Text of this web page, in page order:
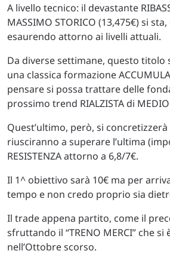
A livello tecnico: il devastante
MASSIMO STORICO (13,475€) si
esaurendo attorno ai livelli attuali.
Da diverse settimane, questo titolo
una classica formazione
pensare si possa trattare delle
prossimo trend RIALZISTA di
Quest’ultimo, però, si
riusciranno a superare l’ultima
RESISTENZA attorno a 6,8/7€.
Il 1^ obiettivo sarà 10€ ma per
tempo e non credo proprio sia
Il trade appena partito, come il
sfruttando il “TRENO MERCI” che
nell’Ottobre scorso.